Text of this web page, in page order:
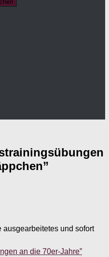
ausgearbeitetes und sofort
an die 70er-Jahre”